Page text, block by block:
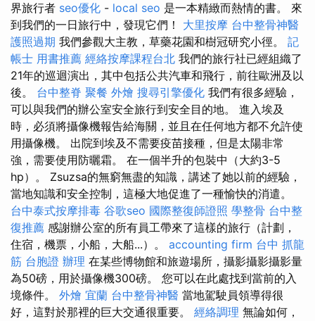
界旅行者 seo優化 - local seo 是一本精緻而熱情的書。 來
到我們的一日旅行中，發現它們！ 大里按摩 台中整骨神醫
護照過期 我們參觀大主教，草藥花園和樹冠研究小徑。 記
帳士 用書推薦 經絡按摩課程台北 我們的旅行社已經組織了
21年的巡迴演出，其中包括公共汽車和飛行，前往歐洲及以
後。 台中整脊 聚餐 外燴 搜尋引擎優化 我們有很多經驗，
可以與我們的辦公室安全旅行到安全目的地。 進入埃及
時，必須將攝像機報告給海關，並且在任何地方都不允許使
用攝像機。 出院到埃及不需要疫苗接種，但是太陽非常
強，需要使用防曬霜。 在一個半升的包裝中（大約3-5
hp）。 Zsuzsa的無窮無盡的知識，講述了她以前的經驗，
當地知識和安全控制，這極大地促進了一種愉快的消遣。
台中泰式按摩排毒 谷歌seo 國際整復師證照 學整骨 台中整
復推薦 感謝辦公室的所有員工帶來了這樣的旅行（計劃，
住宿，機票，小船，大船...）。 accounting firm 台中 抓龍
筋 台胞證 辦理 在某些博物館和旅遊場所，攝影攝影攝影量
為50磅，用於攝像機300磅。 您可以在此處找到當前的入
境條件。 外燴 宜蘭 台中整骨神醫 當地駕駛員領導得很
好，這對於那裡的巨大交通很重要。 經絡調理 無論如何，